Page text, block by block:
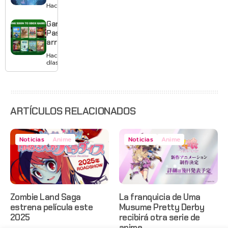
te deja
jugar un
mes sin
pagar
suscripción
Hace 3 días
Game
Pass
arranca
agosto
con
Gears of
2 y más
Hace 3
días
ARTÍCULOS RELACIONADOS
Noticias Anime
Zombie Land Saga
estrena película este
2025
Noticias Anime
La franquicia de Uma
Musume Pretty Derby
recibirá otra serie de